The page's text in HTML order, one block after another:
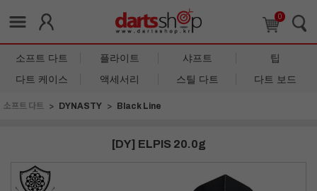
0
소프트 다트 플라이트 샤프트
팁
다트 케이스
액세서리 스틸 다트 다트 보드
소프트 다트 DYNASTY Black Line
[DY] ELPIS 20.0g